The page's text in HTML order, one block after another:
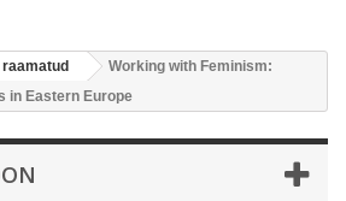
Working with Feminism:
in Eastern Europe